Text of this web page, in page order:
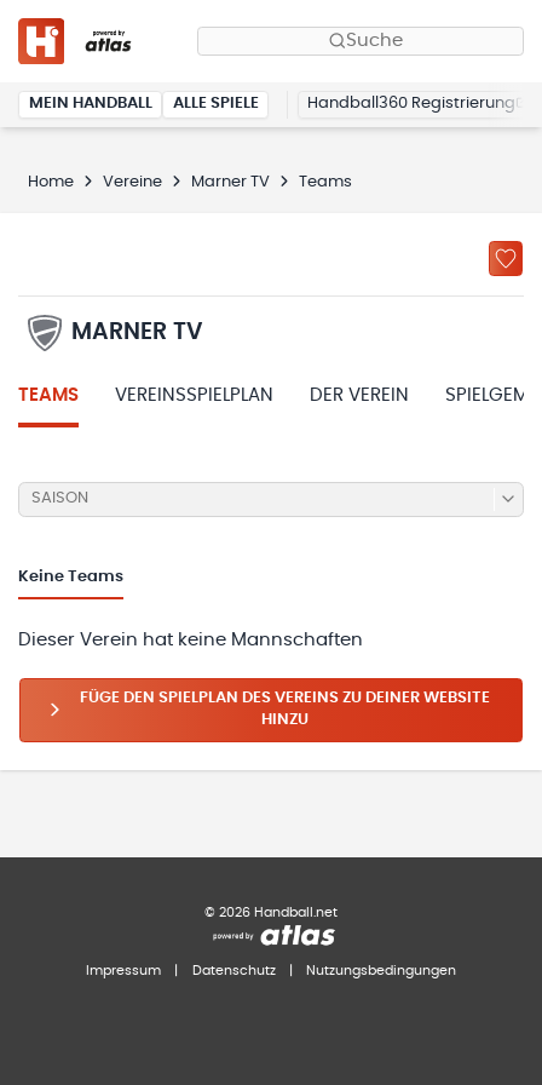
Suche
MEIN HANDBALL ALLE SPIELE Handball360 Registrierung
Home Vereine Marner TV Teams
MARNER TV
TEAMS VEREINSSPIELPLAN DER VEREIN
SAISON
Keine Teams
Dieser Verein hat keine Mannschaften
FÜGE DEN SPIELPLAN DES VEREINS ZU DEINER WEBSITE
HINZU
© 2026 Handball.net
Impressum Datenschutz Nutzungsbedingungen